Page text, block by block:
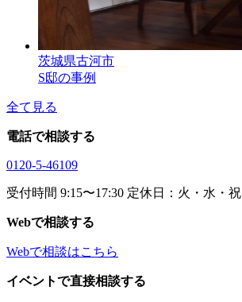
茨城県古河市
S邸の事例
全て見る
電話で相談する
0120-5-46109
受付時間 9:15〜17:30 定休日：火・水・祝
Webで相談する
Webで相談はこちら
イベントで直接相談する